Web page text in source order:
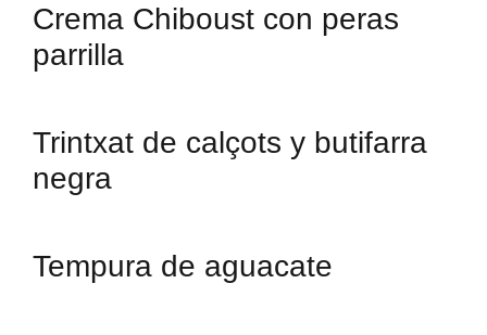
Crema Chiboust con peras
parrilla
Trintxat de calçots y butifarra
negra
Tempura de aguacate